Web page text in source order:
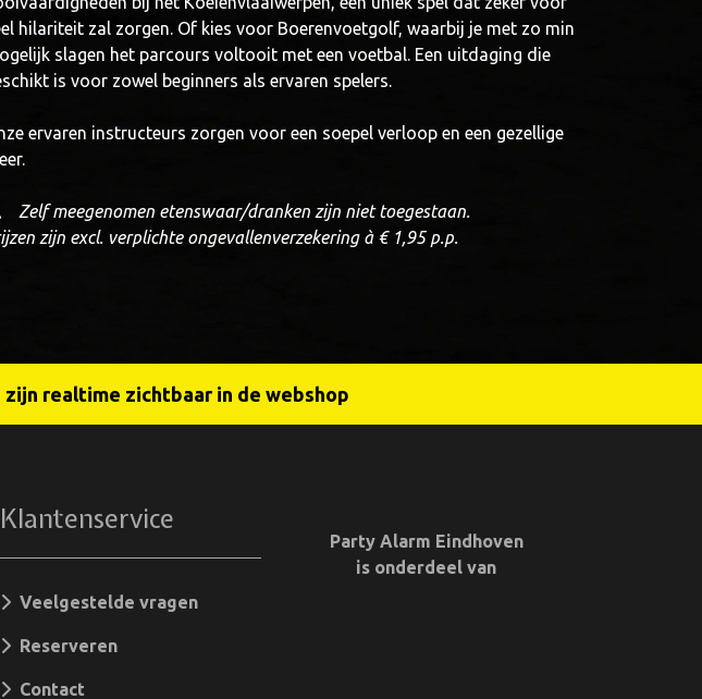
hilariteit zal zorgen. Of kies voor Boerenvoetgolf, waarbij je met zo min
slagen het parcours voltooit met een voetbal. Een uitdaging die
is voor zowel beginners als ervaren spelers.
ervaren instructeurs zorgen voor een soepel verloop en een gezellige
Zelf meegenomen etenswaar/dranken zijn niet toegestaan.
zijn excl. verplichte ongevallenverzekering à € 1,95 p.p.
realtime zichtbaar in de webshop
Klantenservice
Veelgestelde vragen
Reserveren
Contact
Party Alarm Eindhoven
is onderdeel van